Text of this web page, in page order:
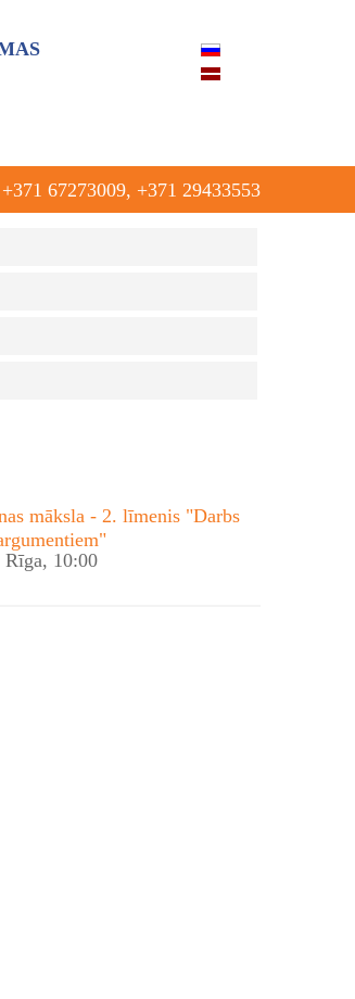
67273009, +371 29433553
māksla - 2. līmenis "Darbs
Rīga, 10:00